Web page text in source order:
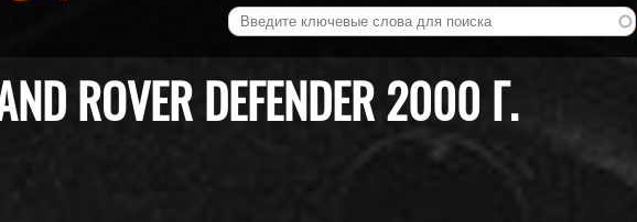
ROVER DEFENDER 2000 Г.